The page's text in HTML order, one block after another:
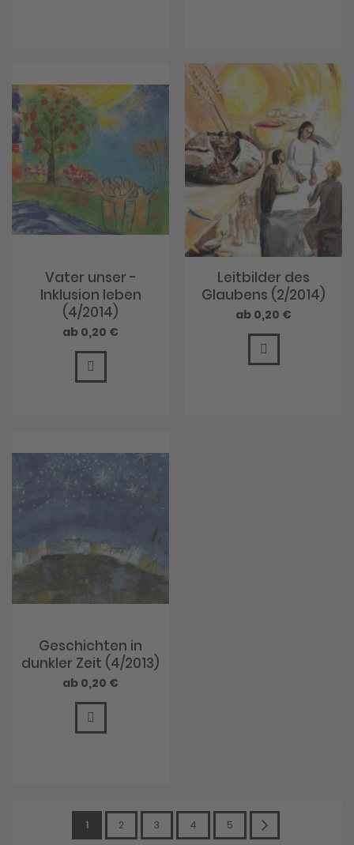
Vater unser -
Inklusion leben
(4/2014)
0,20 €
Leitbilder des
Glaubens (2/2014)
0,20 €
Geschichten in
dunkler Zeit (4/2013)
0,20 €
Seite
Sie
1 Seite
2 Seite
3 Seite
4 Seite
5